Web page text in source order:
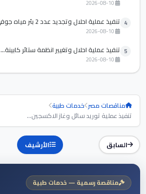
4 تنفيذ عملية احلال وتجديد عدد 2 بئر مياه جوفي...
5 تنفيذ عملية احلال وتغيير انظمة ستائر كابينة...
مناقصات مصر خدمات طبية
تنفيذ عملية توريد سائل وغاز الاكسجين...
السابق الأرشيف
مناقصة رسمية — خدمات طبية